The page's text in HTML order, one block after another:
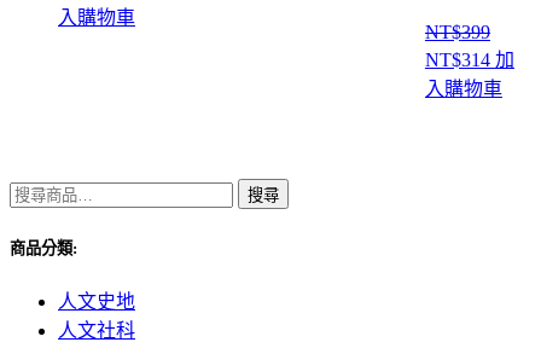
始
前
入購物車
NT$314。
NT$399
原
始
NT$314目
前
加
入購物車
搜
關
搜尋
商品分類:
人文史地
人文社科